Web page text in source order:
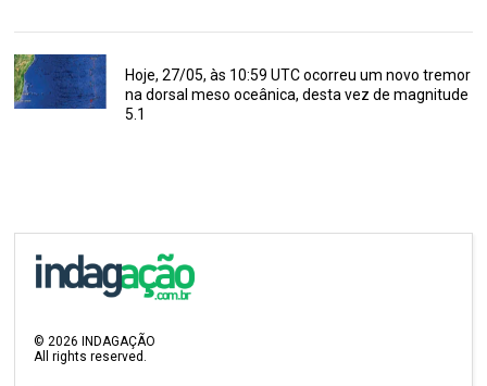
Hoje, 27/05, às 10:59 UTC ocorreu um novo tremor
na dorsal meso oceânica, desta vez de magnitude
5.1
©2026 INDAGAÇÃO
All rights reserved.